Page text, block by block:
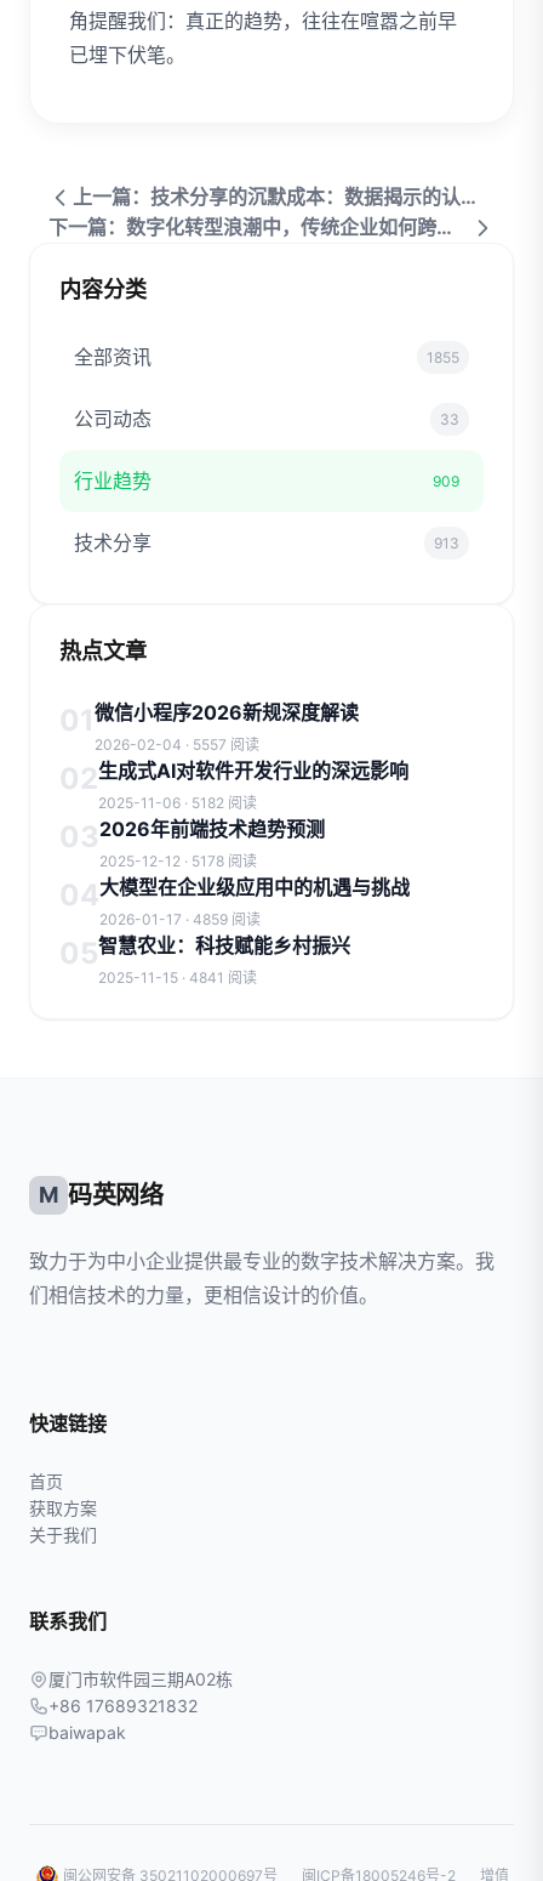
角提醒我们：真正的趋势，往往在喧嚣之前早
已埋下伏笔。
上一篇：技术分享的沉默成本：数据揭示的认知鸿沟
下一篇：数字化转型浪潮中，传统企业如何跨越数据鸿沟
内容分类
全部资讯 1855
公司动态 33
行业趋势 909
技术分享 913
热点文章
01微信小程序2026新规深度解读
2026-02-04 · 5557 阅读
02生成式AI对软件开发行业的深远影响
2025-11-06 · 5182 阅读
032026年前端技术趋势预测
2025-12-12 · 5178 阅读
04大模型在企业级应用中的机遇与挑战
2026-01-17 · 4859 阅读
05智慧农业：科技赋能乡村振兴
2025-11-15 · 4841 阅读
M 码英网络
致力于为中小企业提供最专业的数字技术解决方案。我
们相信技术的力量，更相信设计的价值。
快速链接
首页
获取方案
关于我们
联系我们
厦门市软件园三期A02栋
+86 17689321832
baiwapak
闽公网安备 35021102000697号 闽ICP备18005246号-2 增值